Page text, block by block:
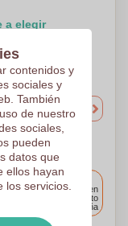
a elegir
Incluido
a.m.
Entrega en
cualquier punto
de España
contenidos y
sociales y
También
de nuestro
sociales,
pueden
datos que
ellos hayan
los servicios.